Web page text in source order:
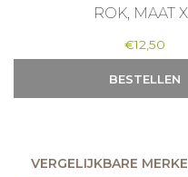
ROK, MAAT
€12,50
BESTELLEN
VERGELIJKBARE